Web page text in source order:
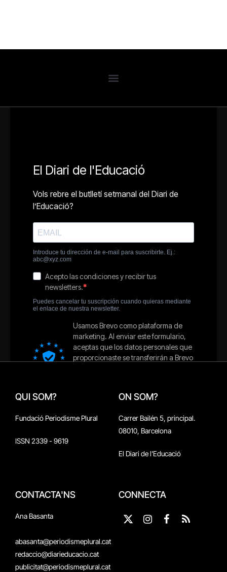
QUI SOM?
Fundació Periodisme Plural
ISSN 2339 - 9619
ON SOM?
Carrer Bailén 5, principal.
08010, Barcelona
El Diari de l'Educació
CONTACTA'NS
Ana Basanta
abasanta@periodismeplural.cat
redaccio@diarieducacio.cat
publicitat@periodismeplural.cat
CONNECTA
X
Instagram
Facebook
RSS